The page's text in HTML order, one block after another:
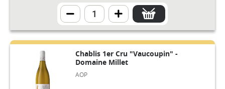
Chablis 1er Cru "Vaucoupin" -
Domaine Millet
AOP